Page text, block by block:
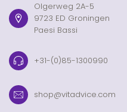
Olgerweg 2A-5
9723 ED Groningen
Paesi Bassi
+31-(0)85-1300990
shop@vitadvice.com